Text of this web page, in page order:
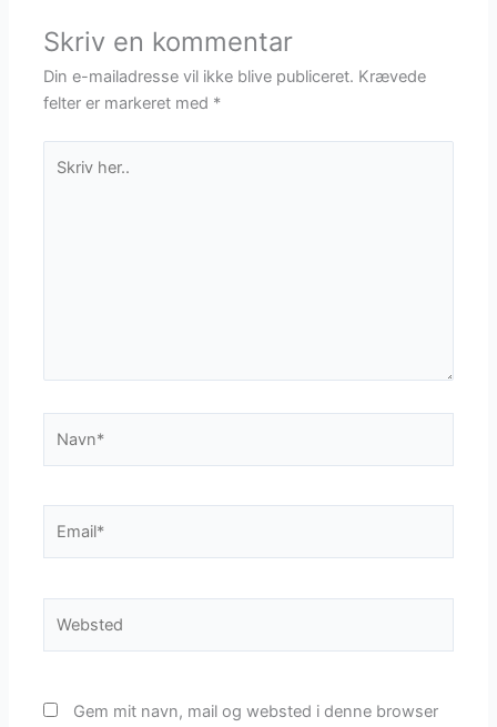
Skriv en kommentar
Din e-mailadresse vil ikke blive publiceret. Krævede
felter er markeret med *
her..
Gem mit navn, mail og websted i denne browser